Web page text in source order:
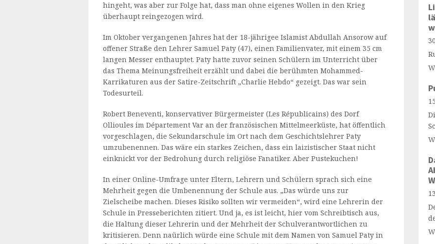
hingeht, was aber zur Folge hat, dass man ohne eigenes Wollen in den Krieg
überhaupt reingezogen wird.
Im Oktober vergangenen Jahres hat der 18-jährigee Islamist Abdullah Ansorow auf
offener Straße den Lehrer Samuel Paty (47), einen Familienvater, mit einem 35 cm
langen Messer enthauptet. Paty hatte zuvor seinen Schülern im Unterricht über
das Thema Meinungsfreiheit erzählt und dabei die berühmten Mohammed-
Karrikaturen aus der Satire-Zeitschrift „Charlie Hebdo“ gezeigt. Das war sein
Todesurteil.
Robert Beneventi, konservativer Bürgermeister (Les Républicains) des Dorf
Ollioules im Département Var an der französischen Mittelmeerküste, hat öffentlich
vorgeschlagen, die Sekundarschule im Ort nach dem Geschichtslehrer Paty
umzubenennen. Das wäre ein starkes Zeichen, dass ein laizistischer Staat nicht
einknickt vor der Bedrohung durch religiöse Fanatiker. Aber Pustekuchen!
In einer Online-Umfrage unter Eltern, Lehrern und Schülern sprach sich eine
Mehrheit gegen die Umbenennung der Schule aus. „Das würde uns zur
Zielscheibe machen. Dieses Risiko sollten wir vermeiden“, wird eine Lehrerin der
Schule in Presseberichten zitiert. Und ja, es ist leicht, hier vom Schreibtisch aus,
die Haltung dieser Lehrerin und der Mehrheit der Schulverantwortlichen zu
kritisieren. Denn naürlich würde eine Schule mit dem Namen von Samuel Paty in